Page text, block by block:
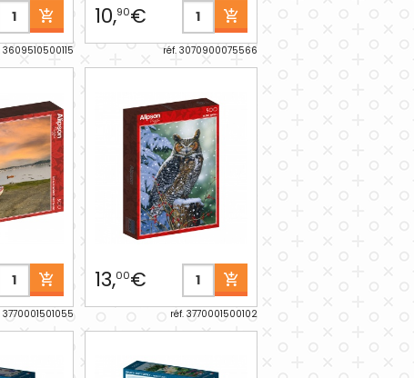
3609510500115
10,90€
réf. 3070900075566
3770001501055
13,00€
réf. 3770001500102